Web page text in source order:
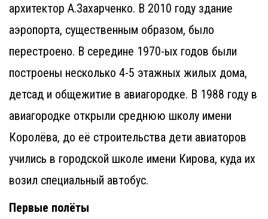
архитектор А.Захарченко. В 2010 году здание
аэропорта, существенным образом, было
перестроено. В середине 1970-ых годов были
построены несколько 4-5 этажных жилых дома,
детсад и общежитие в авиагородке. В 1988 году в
авиагородке открыли среднюю школу имени
Королёва, до её строительства дети авиаторов
учились в городской школе имени Кирова, куда их
возил специальный автобус.
Первые полёты